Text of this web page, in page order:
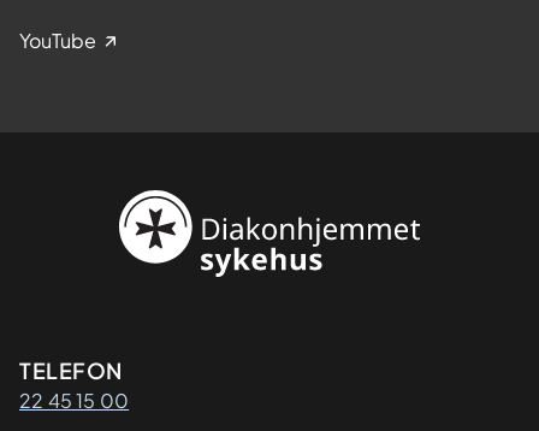
YouTube
Kontaktinformasjon
TELEFON
22 45 15 00